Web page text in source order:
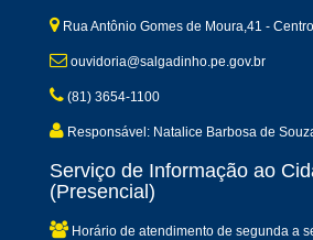
Rua Antônio Gomes de Moura,41 -
ouvidoria@salgadinho.pe.gov.br
(81) 3654-1100
Responsável: Natalice Barbosa de
Serviço de Informação ao
(Presencial)
Horário de atendimento de segunda a